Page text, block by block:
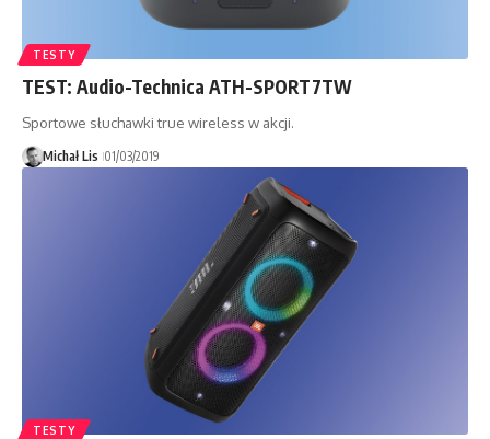
TESTY
TEST: Audio-Technica ATH-SPORT7TW
Sportowe słuchawki true wireless w akcji.
Michał Lis 01/03/2019
TESTY